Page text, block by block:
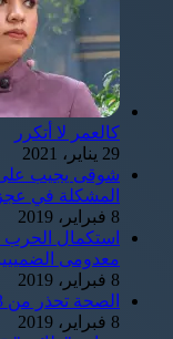
كالعمر لا أتكرر
29 يناير، 2021
شوقى يجيب على
المشكلة في
8 فبراير، 2019
استكمال الحرب
معدومى
8 فبراير، 2019
الصحة تحذر من 13 دواءً ومستحضرًا للتجميل بالأسواق
8 فبراير، 2019